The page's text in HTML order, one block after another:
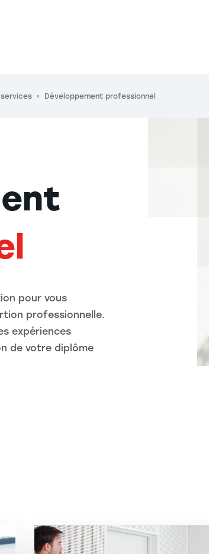
Développement professionnel
pour vous
professionnelle.
expériences
de votre diplôme